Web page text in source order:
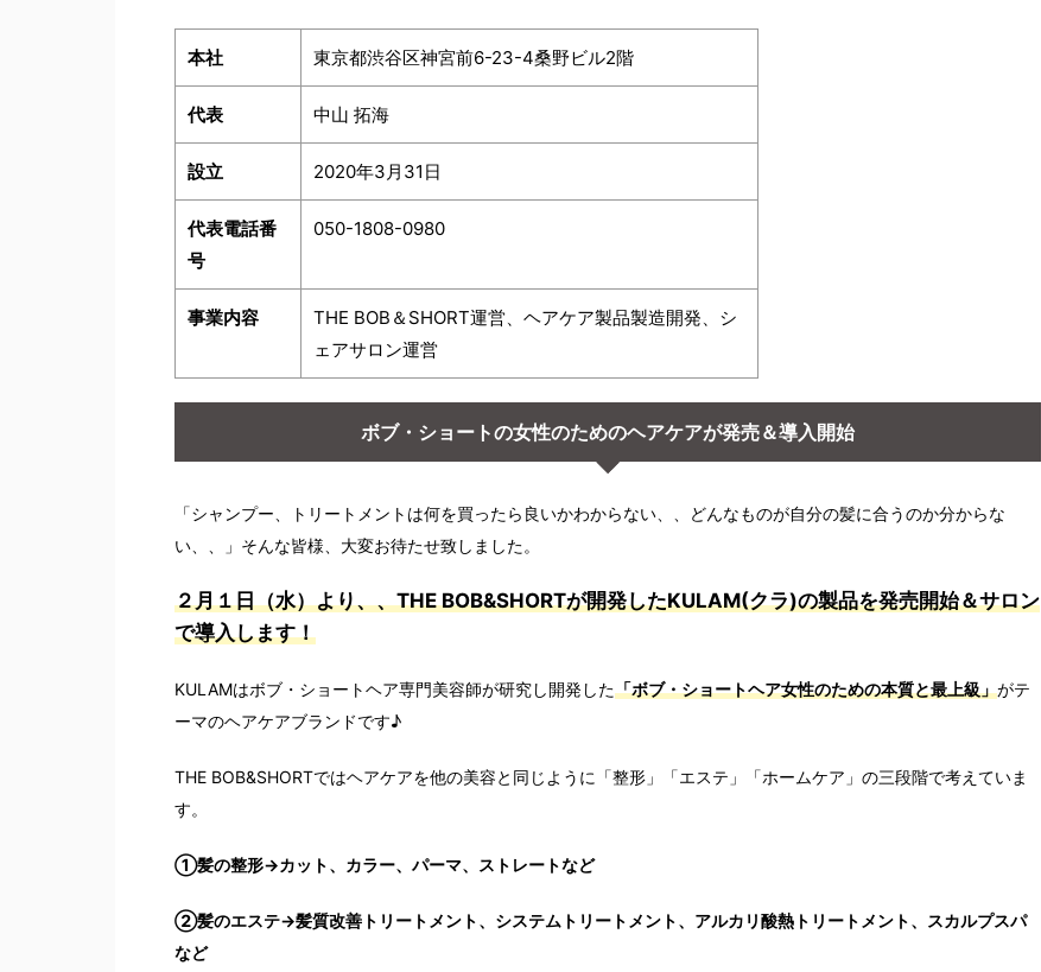
本社 東京都渋谷区神宮前6-23-4桑野ビル2階
代表 中山 拓海
設立 2020年3月31日
代表電話番
号
050-1808-0980
事業内容
THE BOB＆SHORT運営、ヘアケア製品製造開発、シ
ェアサロン運営
ボブ・ショートの女性のためのヘアケアが発売＆導入開始
「シャンプー、トリートメントは何を買ったら良いかわからない、、どんなものが自分の髪に合うのか分からな
い、、」そんな皆様、大変お待たせ致しました。
２月１日（水）より、、THE BOB&SHORTが開発したKULAM(クラ)の製品を発売開始＆サロン
で導入します！
KULAMはボブ・ショートヘア専門美容師が研究し開発した「ボブ・ショートヘア女性のための本質と最上級」がテ
ーマのヘアケアブランドです♪
THE BOB&SHORTではヘアケアを他の美容と同じように「整形」「エステ」「ホームケア」の三段階で考えていま
す。
①髪の整形→カット、カラー、パーマ、ストレートなど
②髪のエステ→髪質改善トリートメント、システムトリートメント、アルカリ酸熱トリートメント、スカルプスパ
など